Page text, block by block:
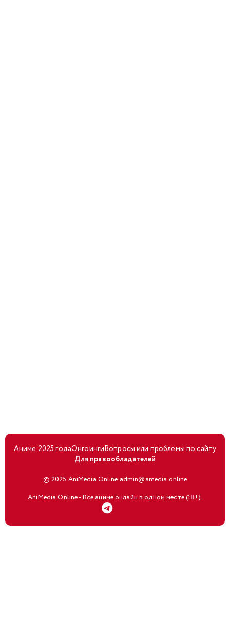
Аниме 2025 годаОнгоингиВопросы или проблемы по сайту
Для правообладателей
© 2025 AniMedia.Online admin@amedia.online
AniMedia.Online - Все аниме онлайн в одном месте (18+).